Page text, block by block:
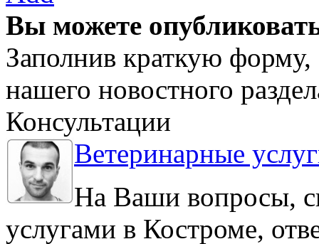
Вы можете
Заполнив краткую
нашего новостного
Консультации
Ветеринарные
На Ваши вопросы,
услугами в Костроме,